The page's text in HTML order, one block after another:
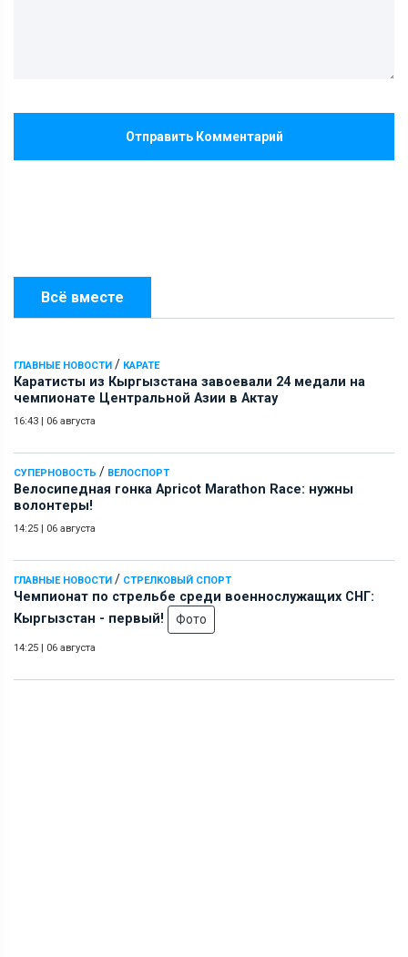
Всё вместе
ГЛАВНЫЕ НОВОСТИ / КАРАТЕ
Каратисты из Кыргызстана завоевали 24 медали на
чемпионате Центральной Азии в Актау
16:43 | 06 августа
СУПЕРНОВОСТЬ / ВЕЛОСПОРТ
Велосипедная гонка Apricot Marathon Race: нужны
волонтеры!
14:25 | 06 августа
ГЛАВНЫЕ НОВОСТИ / СТРЕЛКОВЫЙ СПОРТ
Чемпионат по стрельбе среди военнослужащих СНГ:
Кыргызстан - первый!
Фото
14:25 | 06 августа
Отправить Комментарий